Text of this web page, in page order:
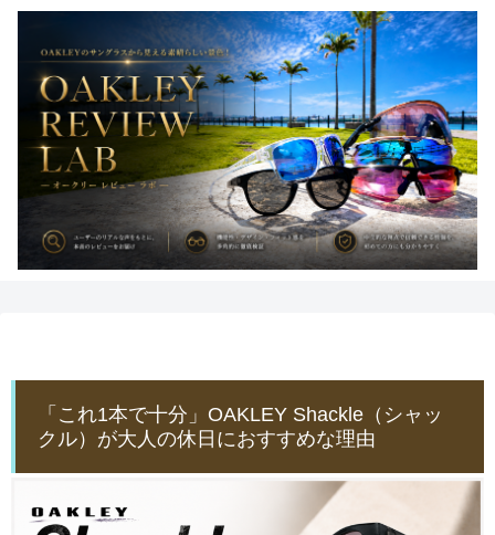
「これ1本で十分」OAKLEY Shackle（シャッ
クル）が大人の休日におすすめな理由